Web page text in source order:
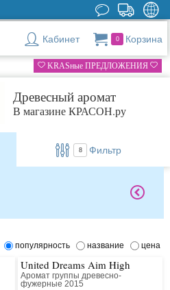
Кабинет 0 Корзина
KRASные ПРЕДЛОЖЕНИЯ
Древесный аромат
В магазине КРАСОН.ру
8 Фильтр
популярность название цена
United Dreams Aim High
Аромат группы древесно-
фужерные 2015